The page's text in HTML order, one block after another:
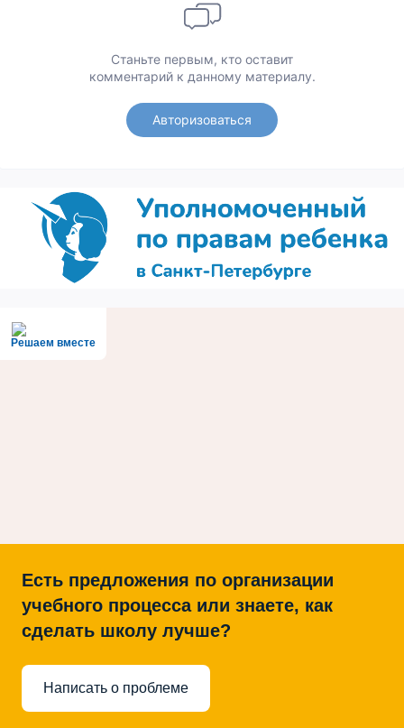
Станьте первым, кто оставит
комментарий к данному материалу.
Авторизоваться
Решаем вместе
Есть предложения по организации
учебного процесса или знаете, как
сделать школу лучше?
Написать о проблеме